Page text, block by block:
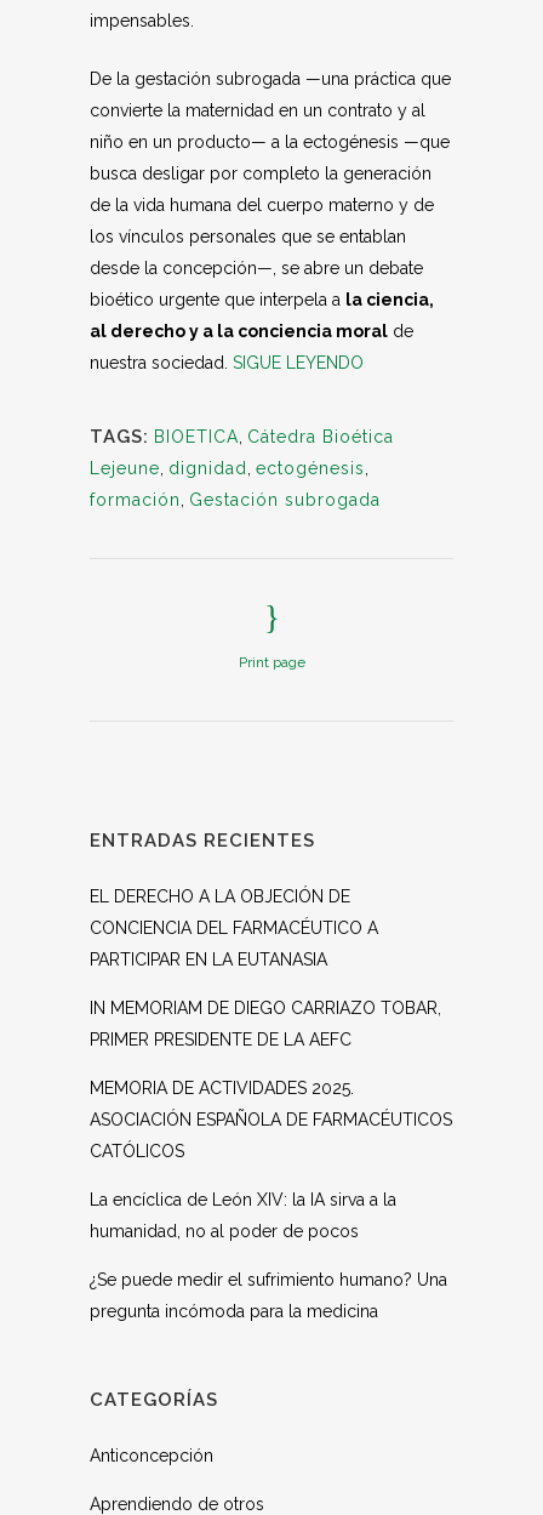
impensables.
De la gestación subrogada —una práctica que
convierte la maternidad en un contrato y al
niño en un producto— a la ectogénesis —que
busca desligar por completo la generación
de la vida humana del cuerpo materno y de
los vínculos personales que se entablan
desde la concepción—, se abre un debate
bioético urgente que interpela a la ciencia,
al derecho y a la conciencia moral de
nuestra sociedad. SIGUE LEYENDO
TAGS: BIOETICA Cátedra Bioética
Lejeune dignidad ectogénesis
formación
Gestación subrogada
Print page
ENTRADAS RECIENTES
EL DERECHO A LA OBJECIÓN DE
CONCIENCIA DEL FARMACÉUTICO A
PARTICIPAR EN LA EUTANASIA
IN MEMORIAM DE DIEGO CARRIAZO TOBAR,
PRIMER PRESIDENTE DE LA AEFC
MEMORIA DE ACTIVIDADES 2025.
ASOCIACIÓN ESPAÑOLA DE FARMACÉUTICOS
CATÓLICOS
La encíclica de León XIV: la IA sirva a la
humanidad, no al poder de pocos
¿Se puede medir el sufrimiento humano? Una
pregunta incómoda para la medicina
CATEGORÍAS
Anticoncepción
Aprendiendo de otros